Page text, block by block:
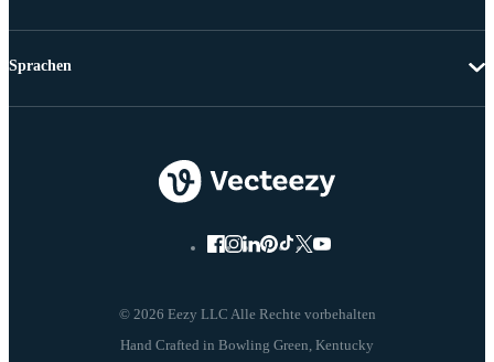
© 2026 Eezy LLC Alle Rechte vorbehalten
Sprachen